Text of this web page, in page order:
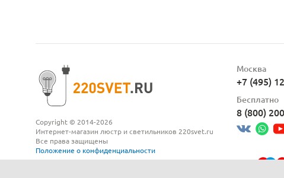
Copyright © 2014-2026
Интернет-магазин люстр и светильников 220svet.ru
Все права защищены
Положение о конфиденциальности
Москва
+7 (495)
Бесплатно
8 (800)